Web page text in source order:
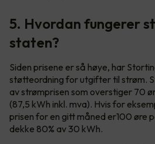
5. Hvordan fungerer
staten?
Siden prisene er så høye, har
støtteordning for utgifter til strøm.
av strømprisen som overstiger 70
(87,5 kWh inkl. mva). Hvis for
prisen for en gitt måned er100 øre
dekke 80% av 30 kWh.